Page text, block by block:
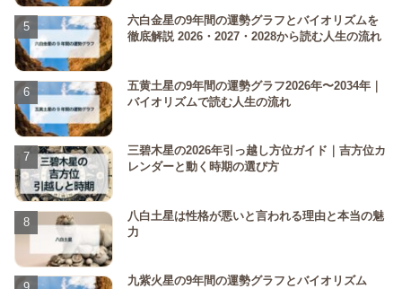
六白金星の9年間の運勢グラフとバイオリズムを
徹底解説 2026・2027・2028から読む人生の流れ
五黄土星の9年間の運勢グラフ2026年〜2034年｜
バイオリズムで読む人生の流れ
三碧木星の2026年引っ越し方位ガイド｜吉方位カ
レンダーと動く時期の選び方
八白土星は性格が悪いと言われる理由と本当の魅
力
九紫火星の9年間の運勢グラフとバイオリズム